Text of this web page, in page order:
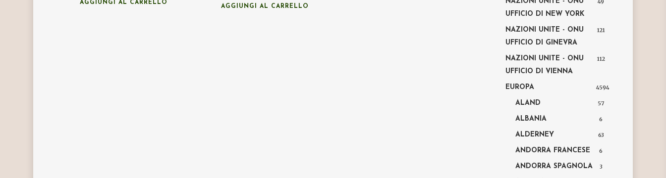
AGGIUNGI AL CARRELLO
AGGIUNGI AL CARRELLO
UFFICIO DI NEW YORK
49
NAZIONI UNITE - ONU
UFFICIO DI GINEVRA
121
NAZIONI UNITE - ONU
UFFICIO DI VIENNA
112
EUROPA 4594
ALAND 57
ALBANIA 6
ALDERNEY 63
ANDORRA FRANCESE 6
ANDORRA SPAGNOLA 3